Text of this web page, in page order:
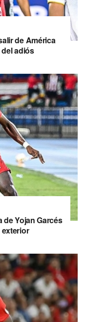
de América
adiós
de Yojan Garcés